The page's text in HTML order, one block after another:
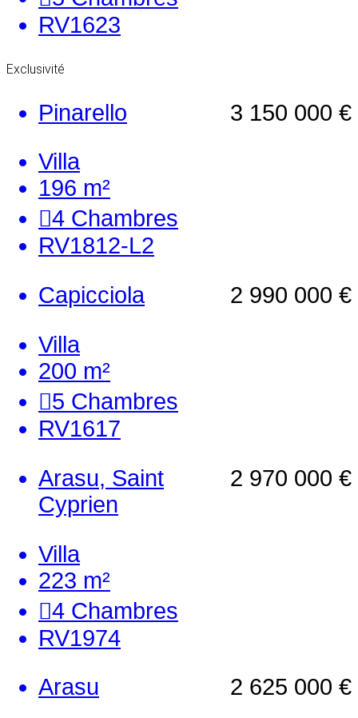
RV1623
Exclusivité
3 150 000 €
Pinarello
Villa
196 m²
4 Chambres
RV1812-L2
2 990 000 €
Capicciola
Villa
200 m²
5 Chambres
RV1617
2 970 000 €
Arasu, Saint
Cyprien
Villa
223 m²
4 Chambres
RV1974
2 625 000 €
Arasu